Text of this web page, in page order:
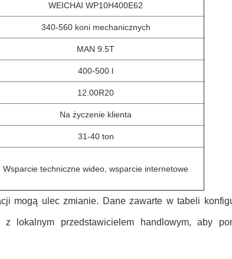
WEICHAI WP10H400E62
340-560 koni mechanicznych
MAN 9.5T
400-500 l
12.00R20
Na życzenie klienta
31-40 ton
Wsparcie techniczne wideo, wsparcie internetowe
mogą ulec zmianie. Dane zawarte w tabeli
z lokalnym przedstawicielem handlowym, aby